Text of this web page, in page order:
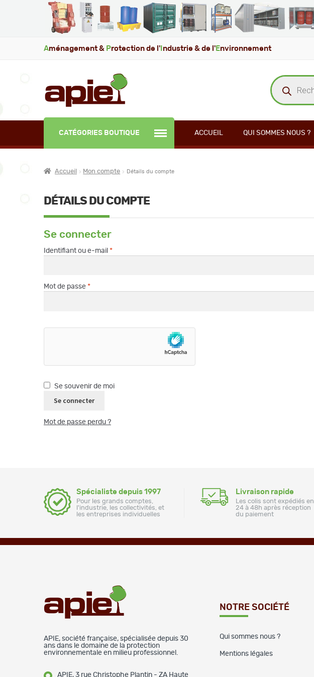
Aménagement & Protection de l' ndustrie & de l' Environnement
Recherche
de
produits
CATÉGORIES BOUTIQUE ACCUEIL QUI SOMMES NOUS ?
Accueil Mon compte Détails du compte
DÉTAILS DU COMPTE
Se connecter
Identifiant ou e-mail *Obligatoire
Mot de passe *Obligatoire
Se souvenir de moi
Se connecter
Mot de passe perdu ?
Spécialiste depuis 1997
Pour les grands comptes,
l'industrie, les collectivités, et
les entreprises individuelles
Livraison rapide
Les colis sont expédiés en
24 à 48h après réception
du paiement
APIE, société française, spécialisée depuis 30
ans dans le domaine de la protection
environnementale en milieu professionnel.
APIE, 3 rue Christophe Plantin - ZA Haute
NOTRE SOCIÉTÉ
Qui sommes nous ?
Mentions légales